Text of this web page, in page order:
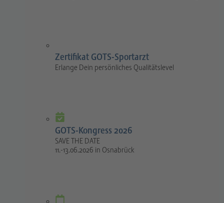
Zertifikat GOTS-Sportarzt
Erlange Dein persönliches Qualitätslevel
GOTS-Kongress 2026
SAVE THE DATE
11.-13.06.2026 in Osnabrück